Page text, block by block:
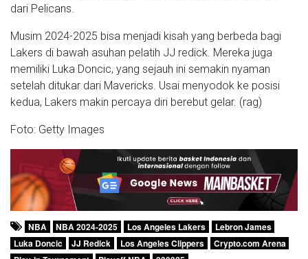
dari Pelicans.
Musim 2024-2025 bisa menjadi kisah yang berbeda bagi
Lakers di bawah asuhan pelatih JJ redick. Mereka juga
memiliki Luka Doncic, yang sejauh ini semakin nyaman
setelah ditukar dari Mavericks. Usai menyodok ke posisi
kedua, Lakers makin percaya diri berebut gelar. (rag)
Foto: Getty Images
NBA NBA 2024-2025 Los Angeles Lakers
Lebron James
Luka Doncic
JJ Redick Los Angeles Clippers
Crypto.com Arena